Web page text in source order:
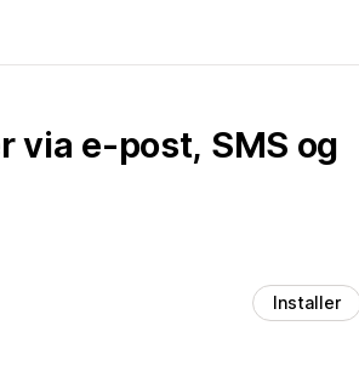
via e-post, SMS og
Installer